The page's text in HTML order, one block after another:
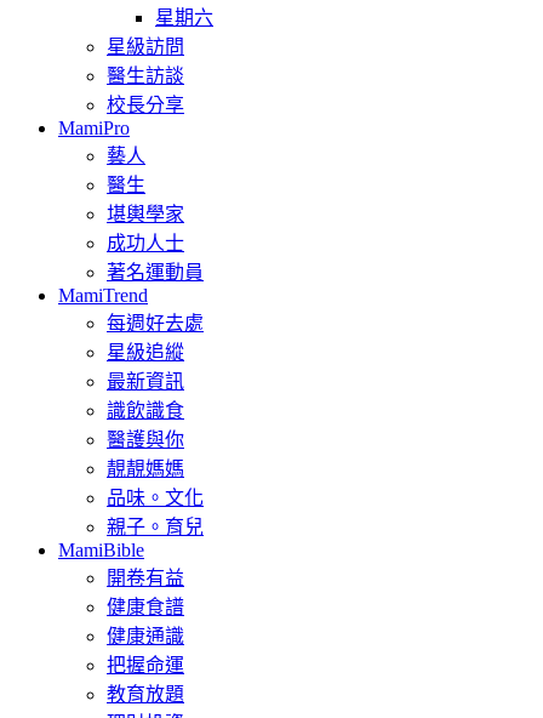
星期六
星級訪問
醫生訪談
校長分享
MamiPro
藝人
醫生
堪輿學家
成功人士
著名運動員
MamiTrend
每週好去處
星級追縱
最新資訊
識飲識食
醫護與你
靚靚媽媽
品味。文化
親子。育兒
MamiBible
開卷有益
健康食譜
健康通識
把握命運
教育放題